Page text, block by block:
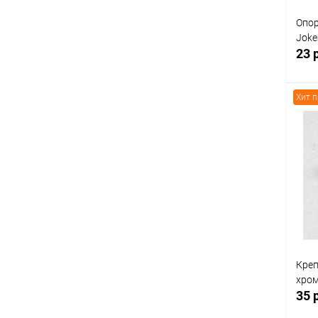
23
Хит
35